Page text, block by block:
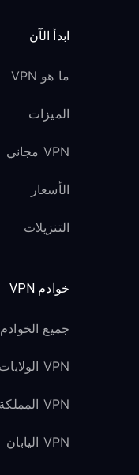
ابدأ الآن
ما هو VPN
الميزات
VPN مجاني
الأسعار
التنزيلات
خوادم VPN
جميع الخوادم
VPN الولايات المتحدة
VPN المملكة المتحدة
VPN اليابان